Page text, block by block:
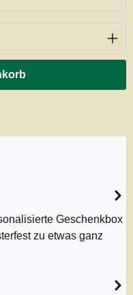
Geschenkbox
zu etwas ganz